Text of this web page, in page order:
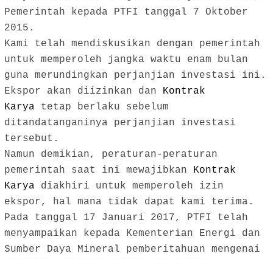
Pemerintah kepada PTFI tanggal 7 Oktober
2015.
Kami telah mendiskusikan dengan pemerintah
untuk memperoleh jangka waktu enam bulan
guna merundingkan perjanjian investasi ini.
Ekspor akan diizinkan dan
Kontrak
Karya
tetap berlaku sebelum
ditandatanganinya perjanjian investasi
tersebut.
Namun demikian, peraturan-peraturan
pemerintah saat ini mewajibkan
Kontrak
Karya
diakhiri untuk memperoleh izin
ekspor, hal mana tidak dapat kami terima.
Pada tanggal 17 Januari 2017, PTFI telah
menyampaikan kepada Kementerian Energi dan
Sumber Daya Mineral pemberitahuan mengenai